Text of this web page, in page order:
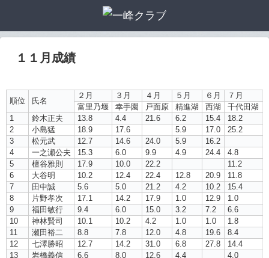
１１月成績
順位 氏名
２月 ３月 ４月 ５月 ６月 ７月
富里乃堰
幸手園 戸面原 精進湖 西湖 千代田湖
1
鈴木正夫 13.8 4.4 21.6 6.2 15.4 18.2
2
小島猛 18.9 17.6 5.9 17.0 25.2
3
松元武 12.7 14.6 24.0 5.9
16.2
4
一之瀬公夫 15.3 6.0 9.9 4.9 24.4 4.8
5
檀谷雅則 17.9 10.0 22.2 11.2
6
大谷明 10.2 12.4 22.4 12.8 20.9 11.8
7
田中誠 5.6 5.0 21.2 4.2 10.2 15.4
8
片野孝次 17.1 14.2 17.9 1.0 12.9 1.0
9
福田敏行 9.4 6.0 15.0 3.2 7.2 6.6
10
神林賢司 10.1 10.2 4.2 1.0 1.0 1.8
11
瀬田裕二 8.8 7.8 12.0 4.8 19.6 8.4
12
七澤勝昭 12.7 14.2 31.0 6.8 27.8 14.4
13
岩橋義信 6.6 8.0 12.6 4.4 4.0